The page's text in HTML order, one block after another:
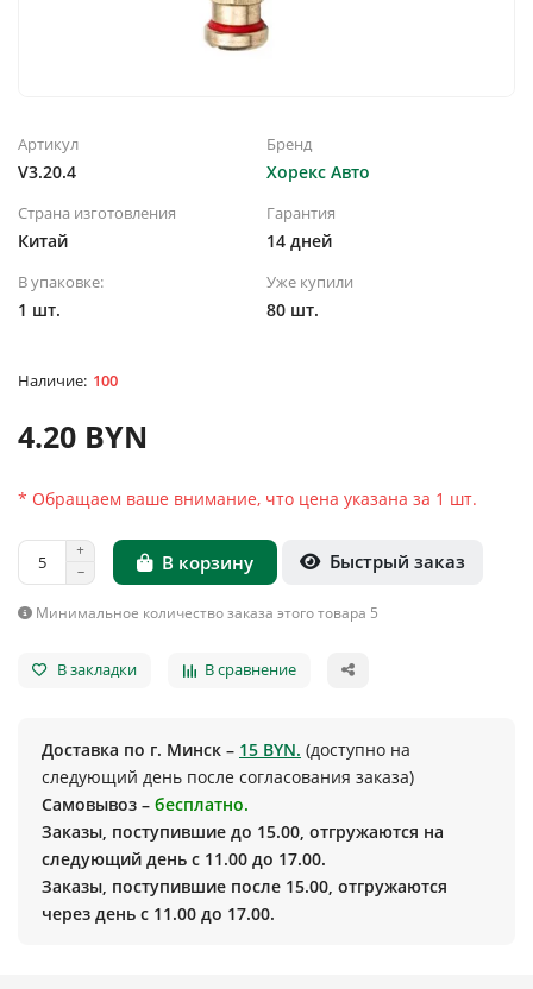
Артикул
V3.20.4
Бренд
Хорекс Авто
Страна изготовления
Китай
Гарантия
14 дней
В упаковке:
1 шт.
Уже купили
80 шт.
100
4.20 BYN
* Обращаем ваше внимание, что цена указана за 1 шт.
В корзину Быстрый заказ
Минимальное количество заказа этого товара 5
В закладки В сравнение
Доставка по г. Минск – 15 BYN. (доступно на
следующий день после согласования заказа)
Самовывоз – бесплатно.
Заказы, поступившие до 15.00, отгружаются на
следующий день с 11.00 до 17.00.
Заказы, поступившие после 15.00, отгружаются
через день с 11.00 до 17.00.